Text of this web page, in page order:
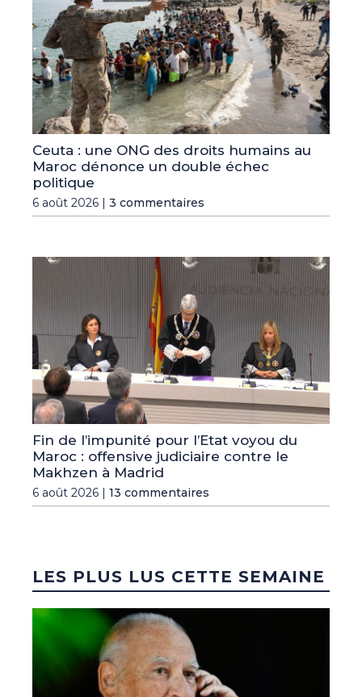
Ceuta : une ONG des droits humains au
Maroc dénonce un double échec
politique
6 août 2026 | 3 commentaires
Fin de l’impunité pour l’Etat voyou du
Maroc : offensive judiciaire contre le
Makhzen à Madrid
6 août 2026 | 13 commentaires
LES PLUS LUS CETTE SEMAINE